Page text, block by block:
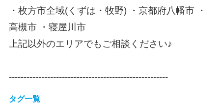
・枚方市全域(くずは・牧野) ・京都府八幡市 ・
高槻市 ・寝屋川市
上記以外のエリアでもご相談ください♪
------------------------------------------------------
タグ一覧